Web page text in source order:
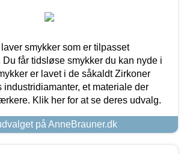
smykker som er tilpasset
Du får tidsløse smykker du kan nyde i
er lavet i de såkaldt Zirkoner
industridiamanter, et materiale der
Klik her for at se deres udvalg.
på AnneBrauner.dk